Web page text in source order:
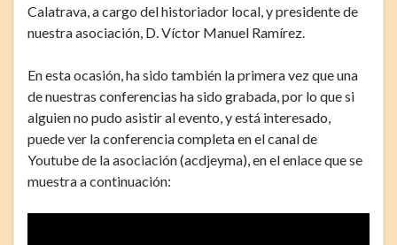
Calatrava, a cargo del historiador local, y presidente de
nuestra asociación, D. Víctor Manuel Ramírez.
En esta ocasión, ha sido también la primera vez que una
de nuestras conferencias ha sido grabada, por lo que si
alguien no pudo asistir al evento, y está interesado,
puede ver la conferencia completa en el canal de
Youtube de la asociación (acdjeyma), en el enlace que se
muestra a continuación: